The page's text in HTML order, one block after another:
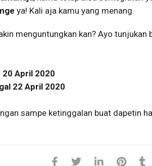
ya! Kali aja kamu yang menang.
menguntungkan kan? Ayo tunjukan
April 2020
22 April 2020
sampe ketinggalan buat dapetin